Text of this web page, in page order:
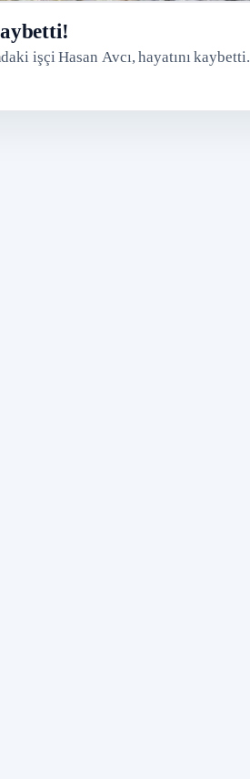
işçi Hasan Avcı, hayatını kaybetti.